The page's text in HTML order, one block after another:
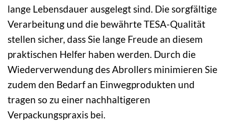
lange Lebensdauer ausgelegt sind. Die sorgfältige
Verarbeitung und die bewährte TESA-Qualität
stellen sicher, dass Sie lange Freude an diesem
praktischen Helfer haben werden. Durch die
Wiederverwendung des Abrollers minimieren Sie
zudem den Bedarf an Einwegprodukten und
tragen so zu einer nachhaltigeren
Verpackungspraxis bei.